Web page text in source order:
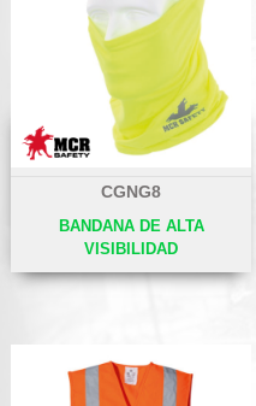
CGNG8
BANDANA DE ALTA
VISIBILIDAD